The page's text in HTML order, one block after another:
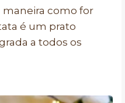
como for
é um prato
a todos os